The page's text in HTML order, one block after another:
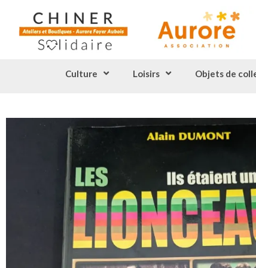
Culture Loisirs Objets de